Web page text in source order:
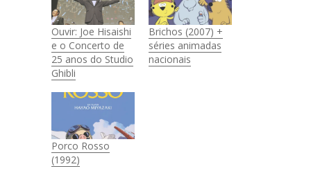
Ouvir: Joe Hisaishi
e o Concerto de
25 anos do Studio
Ghibli
Brichos (2007) +
séries animadas
nacionais
Porco Rosso
(1992)